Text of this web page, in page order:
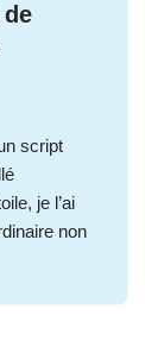
script
je l’ai
non